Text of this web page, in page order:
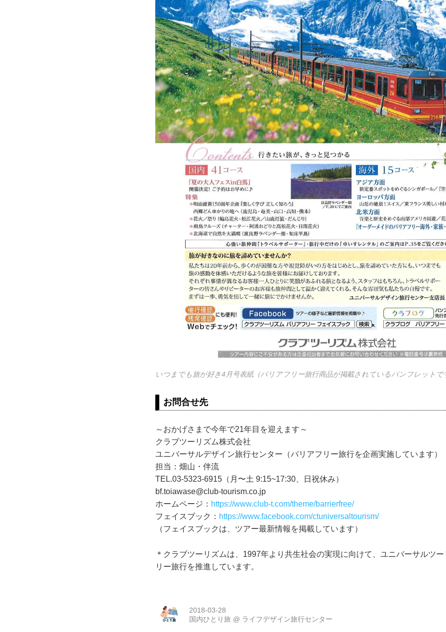
いつまでも旅が好き4月号表紙（バリアフリー旅行商品が掲載されているパンフレットで
お問合せ先
～おかげさまで今年で21年目を迎えます～
クラブツーリズム株式会社
ユニバーサルデザイン旅行センター（バリアフリー旅行を企画実施しています）
担当：畑山・伴流
TEL.03-5323-6915（月〜土 9:15~17:30、日祝休み）
bf.toiawase@club-tourism.co.jp
ホームページ： https://www.club-t.com/theme/barrierfree/
フェイスブック： https://www.facebook.com/ctuniversaltourism/
（フェイスブックは、ツアー最新情報を掲載しています）
＊クラブツーリズムは、1997年より共生社会の実現に向けて、ユニバーサルツ
リー旅行を推進しています。
2018-03-28
国内ひとり旅 @ ライフデザイン旅行センター